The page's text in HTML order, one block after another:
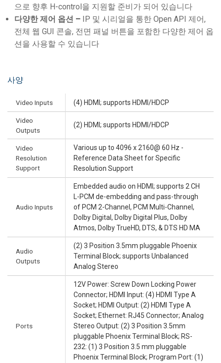
으로 향후 H-control을 지원할 준비가 되어 있습니다
다양한 제어 옵션 – IP 및 시리얼을 통한 Open API 제어,
전체 웹 GUI 콘솔, 전면 패널 버튼을 포함한 다양한 제어 옵
션을 사용할 수 있습니다
사양
Video Inputs (4) HDMI; supports HDMI/HDCP
Video
Outputs
(2) HDMI; supports HDMI/HDCP
Video
Resolution
Support
Various up to 4096 x 2160@ 60 Hz -
Reference Data Sheet for Specific
Resolution Support
Audio Inputs
Embedded audio on HDMI; supports 2 CH
L-PCM de-embedding and pass-through
of PCM 2-Channel, PCM Multi-Channel,
Dolby Digital, Dolby Digital Plus, Dolby
Atmos, Dolby TrueHD, DTS, & DTS HD MA
Audio
Outputs
(2) 3 Position 3.5mm pluggable Phoenix
Terminal Block; supports Unbalanced
Analog Stereo
Ports
12V Power: Screw Down Locking Power
Connector; HDMI Input: (4) HDMI Type A
Socket; HDMI Output: (2) HDMI Type A
Socket; Ethernet: RJ45 Connector; Analog
Stereo Output: (2) 3 Position 3.5mm
pluggable Phoenix Terminal Block; RS-
232: (1) 3 Position 3.5 mm pluggable
Phoenix Terminal Block; Program Port: (1)